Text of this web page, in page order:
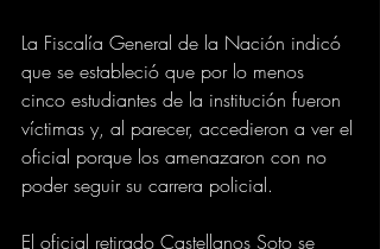
La Fiscalía General de la Nación indicó
que se estableció que por lo menos
cinco estudiantes de la institución fueron
víctimas y, al parecer, accedieron a ver el
oficial porque los amenazaron con no
poder seguir su carrera policial.
El oficial retirado Castellanos Soto se